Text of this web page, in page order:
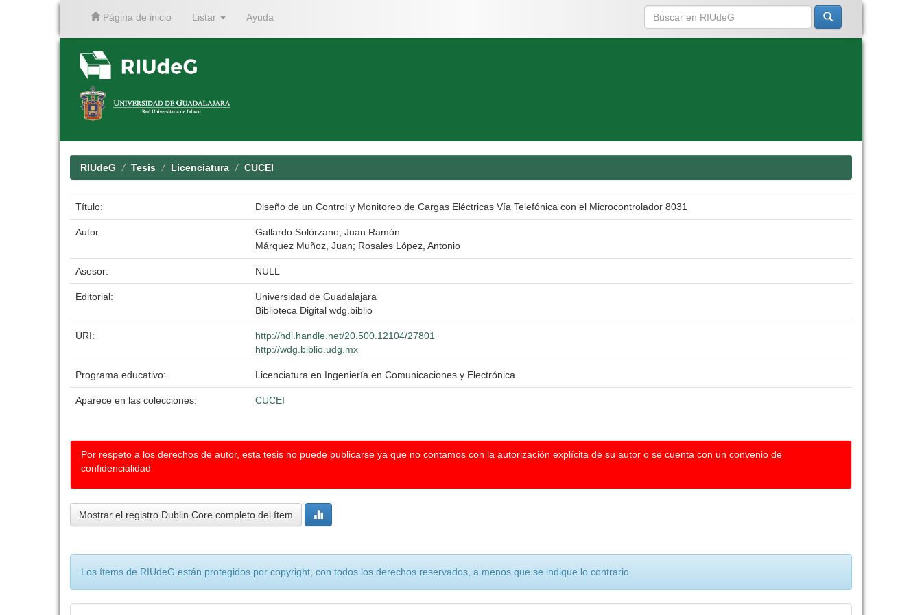
Página de inicio Listar Ayuda
RIUdeG Tesis Licenciatura CUCEI
Título: Diseño de un Control y Monitoreo de Cargas Eléctricas Vía Telefónica con el Microcontrolador 8031
Autor:
Gallardo Solórzano, Juan Ramón
Márquez Muñoz, Juan; Rosales López, Antonio
Asesor: NULL
Editorial:
Universidad de Guadalajara
Biblioteca Digital wdg.biblio
URI:
http://hdl.handle.net/20.500.12104/27801
http://wdg.biblio.udg.mx
Programa educativo: Licenciatura en Ingeniería en Comunicaciones y Electrónica
Aparece en las colecciones: CUCEI
Por respeto a los derechos de autor, esta tesis no puede publicarse ya que no contamos con la autorización explícita de su autor o se cuenta con un convenio de
confidencialidad
Mostrar el registro Dublin Core completo del ítem
Los ítems de RIUdeG están protegidos por copyright, con todos los derechos reservados, a menos que se indique lo contrario.